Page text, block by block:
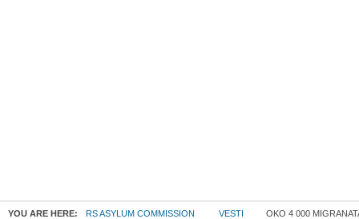
YOU ARE HERE: RS ASYLUM COMMISSION VESTI OKO 4 000